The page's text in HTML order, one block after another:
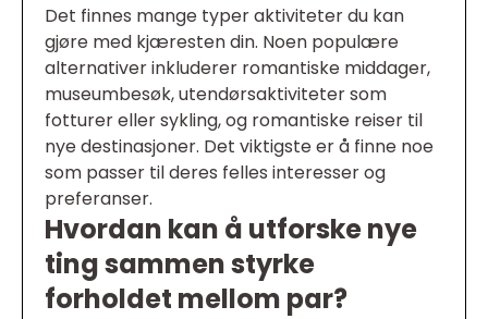
Det finnes mange typer aktiviteter du kan
gjøre med kjæresten din. Noen populære
alternativer inkluderer romantiske middager,
museumbesøk, utendørsaktiviteter som
fotturer eller sykling, og romantiske reiser til
nye destinasjoner. Det viktigste er å finne noe
som passer til deres felles interesser og
preferanser.
Hvordan kan å utforske nye
ting sammen styrke
forholdet mellom par?